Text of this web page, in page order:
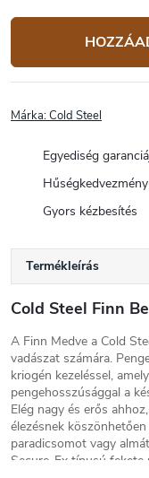
Márka:Cold Steel
Egyediség
Hűségkedvezmény
Gyors kézbesítés
Termékleírás
Cold Steel Finn
A Finn Medve a Cold
vadászat számára.
kriogén kezeléssel,
pengehosszúsággal a
Elég nagy és erős
élezésnek
paradicsomot vagy
Secure-Ex típusú fekete